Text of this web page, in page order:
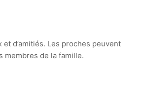
d’amitiés. Les proches peuvent
membres de la famille.